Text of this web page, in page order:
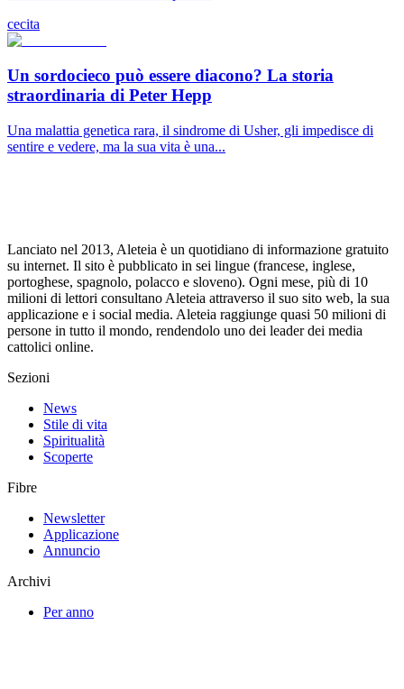
cecita
Un sordocieco può essere diacono? La storia
straordinaria di Peter Hepp
Una malattia genetica rara, il sindrome di Usher, gli impedisce di
sentire e vedere, ma la sua vita è una...
Lanciato nel 2013, Aleteia è un quotidiano di informazione gratuito
su internet. Il sito è pubblicato in sei lingue (francese, inglese,
portoghese, spagnolo, polacco e sloveno). Ogni mese, più di 10
milioni di lettori consultano Aleteia attraverso il suo sito web, la sua
applicazione e i social media. Aleteia raggiunge quasi 50 milioni di
persone in tutto il mondo, rendendolo uno dei leader dei media
cattolici online.
Sezioni
News
Stile di vita
Spiritualità
Scoperte
Fibre
Newsletter
Applicazione
Annuncio
Archivi
Per anno